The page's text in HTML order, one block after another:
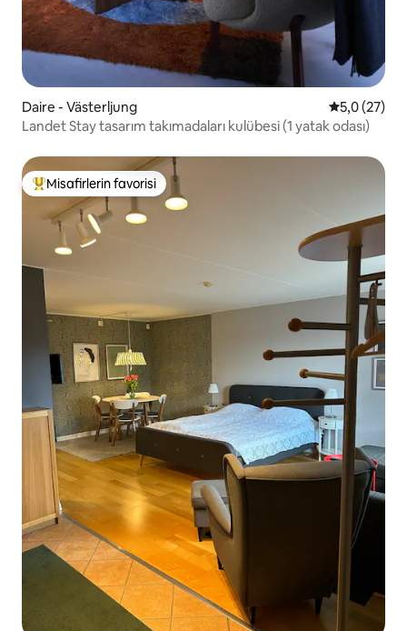
Daire - Västerljung 5 üzerinden
5,0 (27)
Landet Stay tasarım takımadaları kulübesi (1 yatak odası)
Misafirlerin favorilerinden en beğenilenler arasında
Misafirlerin favorisi